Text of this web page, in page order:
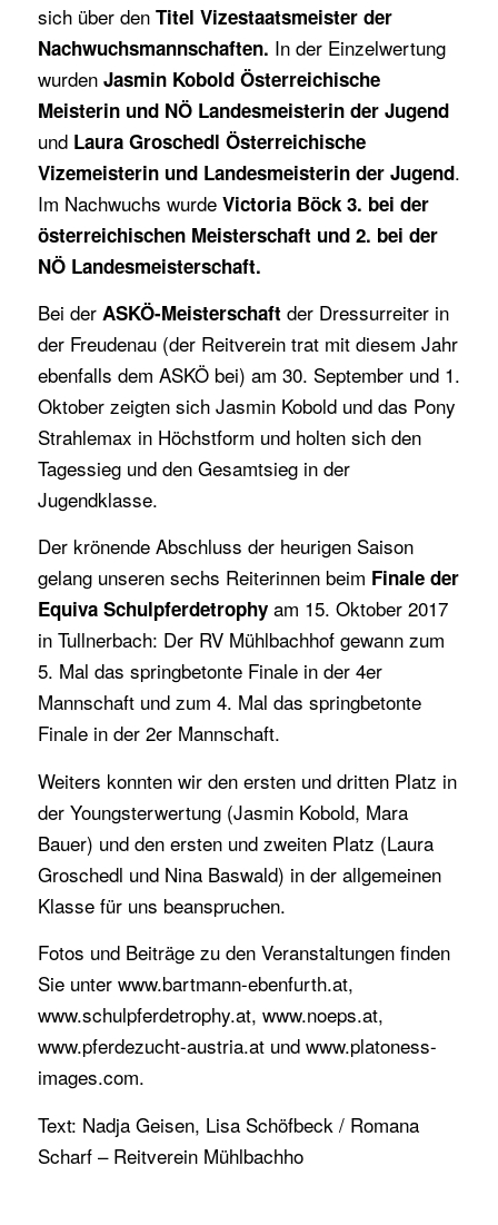
sich über den Titel Vizestaatsmeister der
Nachwuchsmannschaften. In der Einzelwertung
wurden Jasmin Kobold Österreichische
Meisterin und NÖ Landesmeisterin der Jugend
und Laura Groschedl Österreichische
Vizemeisterin und Landesmeisterin der Jugend.
Im Nachwuchs wurde Victoria Böck 3. bei der
österreichischen Meisterschaft und 2. bei der
NÖ Landesmeisterschaft.
Bei der ASKÖ-Meisterschaftder Dressurreiter in
der Freudenau (der Reitverein trat mit diesem Jahr
ebenfalls dem ASKÖ bei) am 30. September und 1.
Oktober zeigten sich Jasmin Kobold und das Pony
Strahlemax in Höchstform und holten sich den
Tagessieg und den Gesamtsieg in der
Jugendklasse.
Der krönende Abschluss der heurigen Saison
gelang unseren sechs Reiterinnen beim Finale der
Equiva Schulpferdetrophyam 15. Oktober 2017
in Tullnerbach: Der RV Mühlbachhof gewann zum
5. Mal das springbetonte Finale in der 4er
Mannschaft und zum 4. Mal das springbetonte
Finale in der 2er Mannschaft.
Weiters konnten wir den ersten und dritten Platz in
der Youngsterwertung (Jasmin Kobold, Mara
Bauer) und den ersten und zweiten Platz (Laura
Groschedl und Nina Baswald) in der allgemeinen
Klasse für uns beanspruchen.
Fotos und Beiträge zu den Veranstaltungen finden
Sie unter www.bartmann-ebenfurth.at,
www.schulpferdetrophy.at, www.noeps.at,
www.pferdezucht-austria.at und www.platoness-
images.com.
Text: Nadja Geisen, Lisa Schöfbeck / Romana
Scharf – Reitverein Mühlbachho